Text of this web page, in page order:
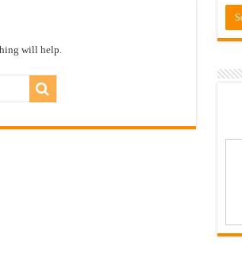
! Engineering Admission 2026
सुरु ! Nagpur University Bharti 2026
२ ऑगस्ट २०२६ ला होणार ! Adivasi vibhag bharti 2026
Bank of India Bharti 2026
will help.